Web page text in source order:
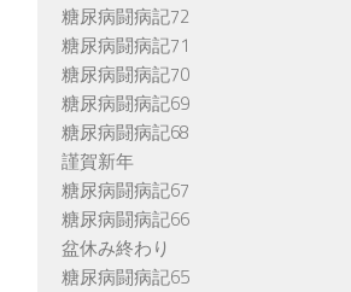
糖尿病闘病記72
糖尿病闘病記71
糖尿病闘病記70
糖尿病闘病記69
糖尿病闘病記68
謹賀新年
糖尿病闘病記67
糖尿病闘病記66
盆休み終わり
糖尿病闘病記65